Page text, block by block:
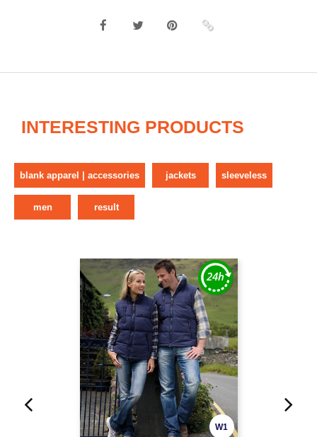
INTERESTING PRODUCTS
blank apparel | accessories jackets sleeveless
men result
W1